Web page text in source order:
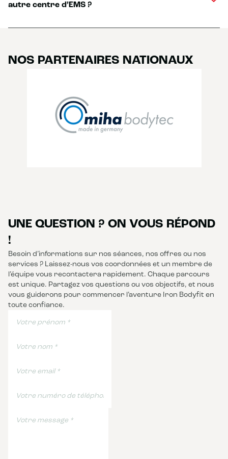
autre centre d’EMS ?
NOS PARTENAIRES NATIONAUX
UNE QUESTION ? ON VOUS RÉPOND
!
Besoin d’informations sur nos séances, nos offres ou nos
services ? Laissez-nous vos coordonnées et un membre de
l’équipe vous recontactera rapidement. Chaque parcours
est unique. Partagez vos questions ou vos objectifs, et nous
vous guiderons pour commencer l’aventure Iron Bodyfit en
toute confiance.